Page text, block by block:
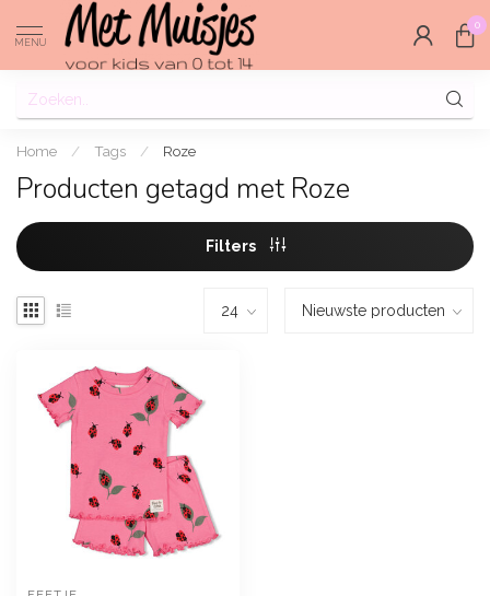
MENU
0
Home / Tags / Roze
Producten getagd met Roze
Filters